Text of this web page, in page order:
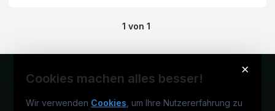
1 von 1
×
Cookies machen alles besser!
Wir verwenden Cookies, um Ihre Nutzererfahrung zu